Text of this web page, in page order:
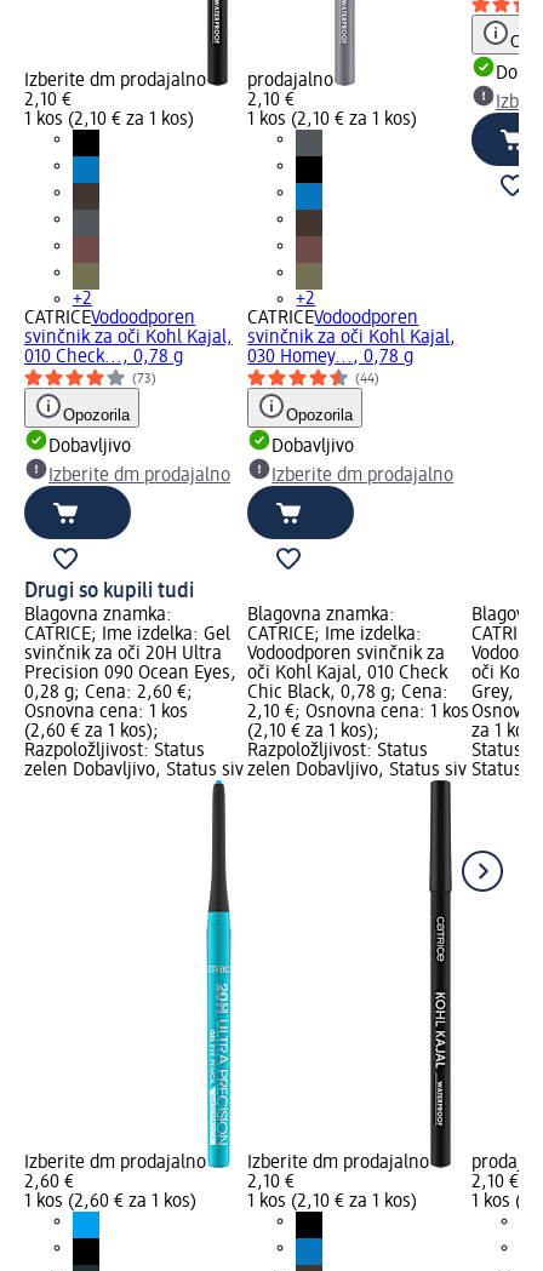
Izberite dm prodajalno
2,10 €
1 kos (2,10 € za 1 kos)
+2
CATRICEVodoodporen
svinčnik za oči Kohl Kajal,
010 Check..., 0,78 g
(73)
Opozorila
Dobavljivo
Izberite dm prodajalno
prodajalno
2,10 €
1 kos (2,10 € za 1 kos)
+2
CATRICEVodoodporen
svinčnik za oči Kohl Kajal,
030 Homey..., 0,78 g
(44)
Opozorila
Dobavljivo
Izberite dm prodajalno
Drugi so kupili tudi
Blagovna znamka:
CATRICE; Ime izdelka: Gel
svinčnik za oči 20H Ultra
Precision 090 Ocean Eyes,
0,28 g; Cena: 2,60 €;
Osnovna cena: 1 kos
(2,60 € za 1 kos);
Razpoložljivost: Status
zelen Dobavljivo, Status siv
Izberite dm prodajalno
2,60 €
1 kos (2,60 € za 1 kos)
Blagovna znamka:
CATRICE; Ime izdelka:
Vodoodporen svinčnik za
oči Kohl Kajal, 010 Check
Chic Black, 0,78 g; Cena:
2,10 €; Osnovna cena: 1 kos
(2,10 € za 1 kos);
Razpoložljivost: Status
zelen Dobavljivo, Status siv
Izberite dm prodajalno
2,10 €
1 kos (2,10 € za 1 kos)
oči Kohl
Grey,
za 1
Status
Status
2,10 €
1 kos